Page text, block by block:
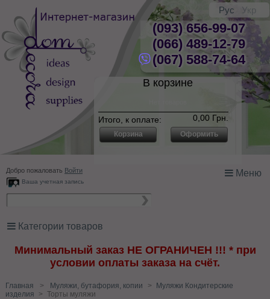
Рус Укр
(093) 656-99-07
(066) 489-12-79
(067) 588-74-64
В корзине
0,00 Грн.
Итого, к оплате:
Корзина Оформить
Добро пожаловать Войти
Ваша учетная запись
Меню
Категории товаров
Минимальный заказ НЕ ОГРАНИЧЕН !!! * при
условии оплаты заказа на счёт.
Главная > Муляжи, бутафория, копии >
Муляжи Кондитерские
изделия
> Торты муляжи